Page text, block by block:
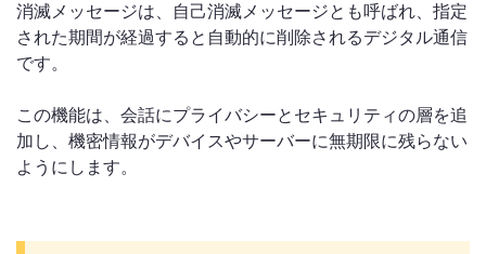
消滅メッセージは、自己消滅メッセージとも呼ばれ、指定
された期間が経過すると自動的に削除されるデジタル通信
です。
この機能は、会話にプライバシーとセキュリティの層を追
加し、機密情報がデバイスやサーバーに無期限に残らない
ようにします。